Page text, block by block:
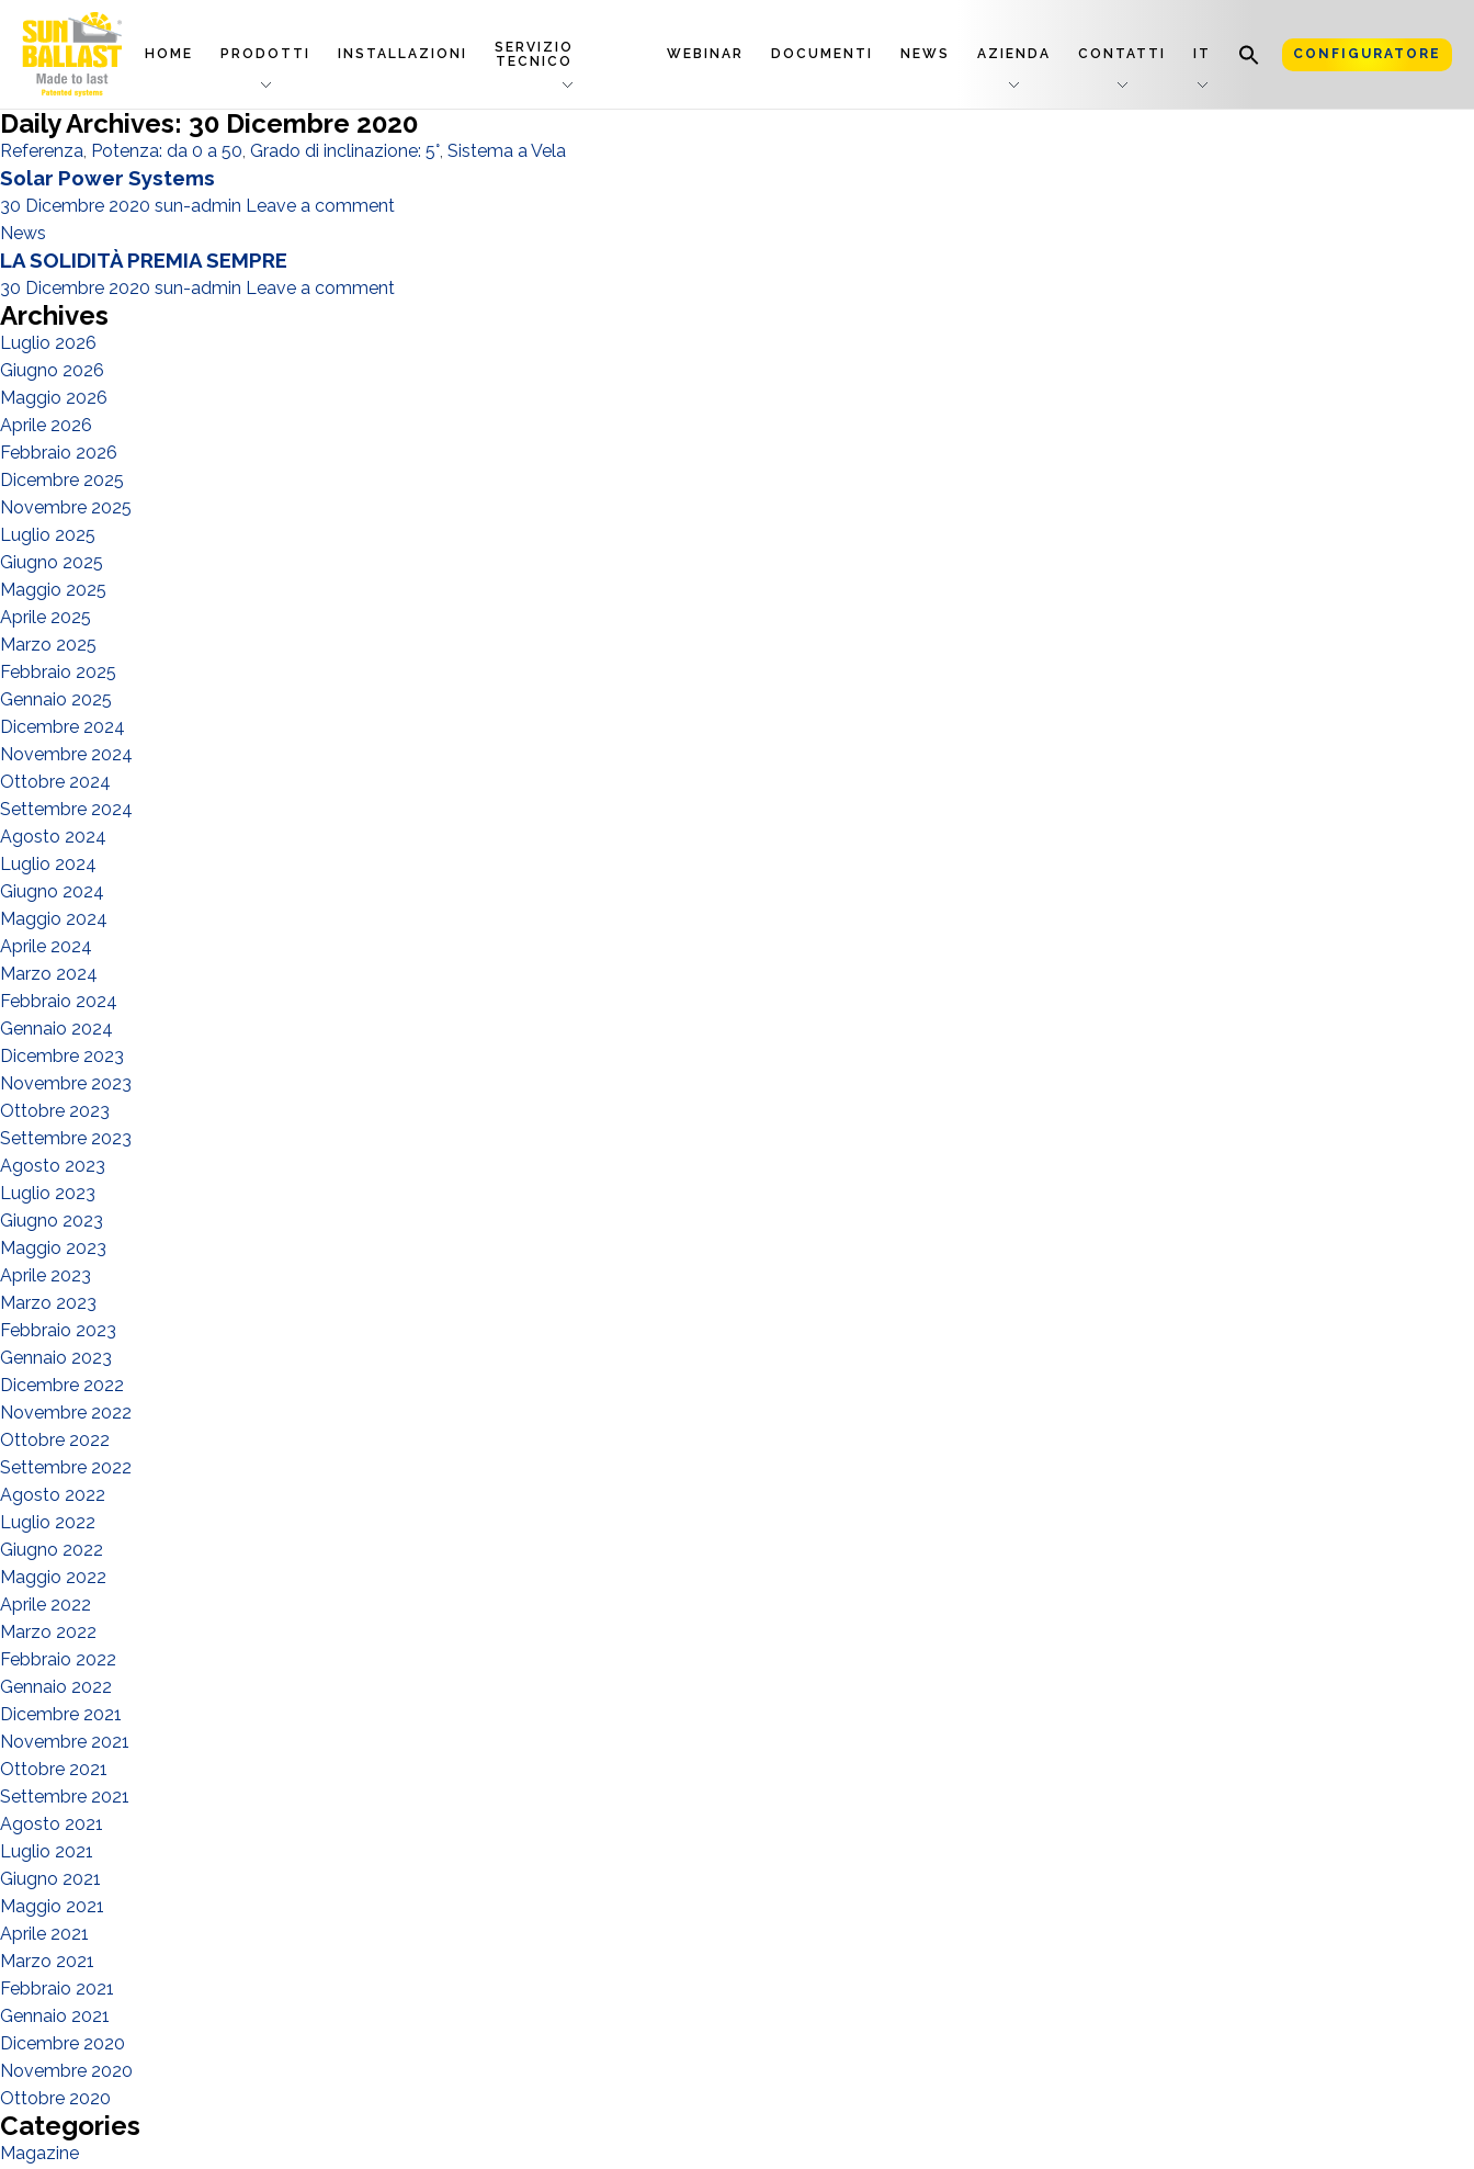
HOME PRODOTTI INSTALLAZIONI
SERVIZIO
TECNICO
WEBINAR DOCUMENTI NEWS AZIENDA CONTATTI IT CONFIGURATORE
Daily Archives: 30 Dicembre 2020
Referenza, Potenza: da 0 a 50, Grado di inclinazione: 5°, Sistema a Vela
Solar Power Systems
30 Dicembre 2020 sun-admin Leave a comment
News
LA SOLIDITÀ PREMIA SEMPRE
30 Dicembre 2020 sun-admin Leave a comment
Archives
Luglio 2026
Giugno 2026
Maggio 2026
Aprile 2026
Febbraio 2026
Dicembre 2025
Novembre 2025
Luglio 2025
Giugno 2025
Maggio 2025
Aprile 2025
Marzo 2025
Febbraio 2025
Gennaio 2025
Dicembre 2024
Novembre 2024
Ottobre 2024
Settembre 2024
Agosto 2024
Luglio 2024
Giugno 2024
Maggio 2024
Aprile 2024
Marzo 2024
Febbraio 2024
Gennaio 2024
Dicembre 2023
Novembre 2023
Ottobre 2023
Settembre 2023
Agosto 2023
Luglio 2023
Giugno 2023
Maggio 2023
Aprile 2023
Marzo 2023
Febbraio 2023
Gennaio 2023
Dicembre 2022
Novembre 2022
Ottobre 2022
Settembre 2022
Agosto 2022
Luglio 2022
Giugno 2022
Maggio 2022
Aprile 2022
Marzo 2022
Febbraio 2022
Gennaio 2022
Dicembre 2021
Novembre 2021
Ottobre 2021
Settembre 2021
Agosto 2021
Luglio 2021
Giugno 2021
Maggio 2021
Aprile 2021
Marzo 2021
Febbraio 2021
Gennaio 2021
Dicembre 2020
Novembre 2020
Ottobre 2020
Categories
Magazine